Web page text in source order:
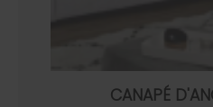
CANAPÉ